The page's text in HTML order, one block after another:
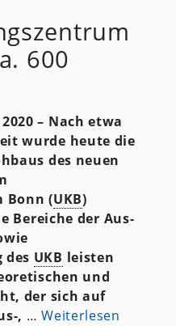
600
– Nach etwa
wurde heute die
des neuen
Bonn (UKB)
Bereiche der Aus-
des UKB leisten
und
der sich auf
, …Weiterlesen